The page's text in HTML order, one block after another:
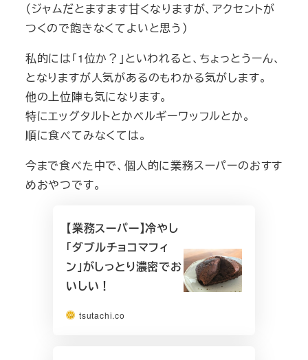
（ジャムだとますます甘くなりますが、アクセントが
つくので飽きなくてよいと思う）
私的には「1位か？」といわれると、ちょっとうーん、
となりますが人気があるのもわかる気がします。
他の上位陣も気になります。
特にエッグタルトとかベルギーワッフルとか。
順に食べてみなくては。
今まで食べた中で、個人的に業務スーパーのおすす
めおやつです。
【業務スーパー】冷やし
「ダブルチョコマフィ
ン」がしっとり濃密でお
いしい！
tsutachi.co